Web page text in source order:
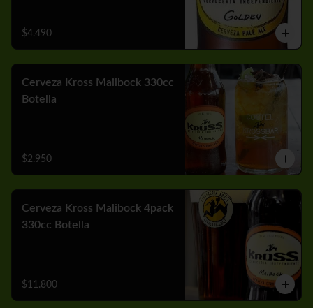
$4.490
Cerveza Kross Mailbock 330cc
Botella
$2.950
Cerveza Kross Malibock 4pack
330cc Botella
$11.800